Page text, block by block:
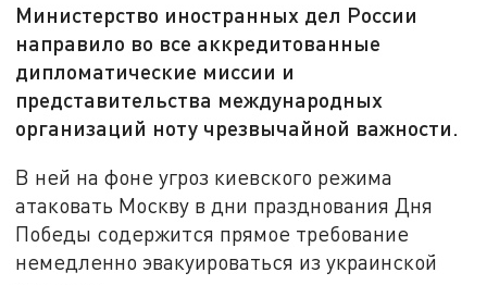
Министерство иностранных дел России
направило во все аккредитованные
дипломатические миссии и
представительства международных
организаций ноту чрезвычайной важности.
В ней на фоне угроз киевского режима
атаковать Москву в дни празднования Дня
Победы содержится прямое требование
немедленно эвакуироваться из украинской